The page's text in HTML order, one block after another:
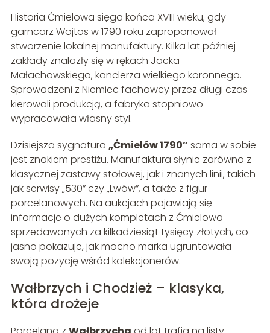
Historia Ćmielowa sięga końca XVIII wieku, gdy
garncarz Wojtos w 1790 roku zaproponował
stworzenie lokalnej manufaktury. Kilka lat później
zakłady znalazły się w rękach Jacka
Małachowskiego, kanclerza wielkiego koronnego.
Sprowadzeni z Niemiec fachowcy przez długi czas
kierowali produkcją, a fabryka stopniowo
wypracowała własny styl.
Dzisiejsza sygnatura „Ćmielów 1790” sama w sobie
jest znakiem prestiżu. Manufaktura słynie zarówno z
klasycznej zastawy stołowej, jak i znanych linii, takich
jak serwisy „530” czy „Lwów”, a także z figur
porcelanowych. Na aukcjach pojawiają się
informacje o dużych kompletach z Ćmielowa
sprzedawanych za kilkadziesiąt tysięcy złotych, co
jasno pokazuje, jak mocno marka ugruntowała
swoją pozycję wśród kolekcjonerów.
Wałbrzych i Chodzież – klasyka,
która drożeje